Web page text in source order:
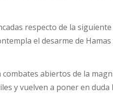
respecto de la
el desarme de Hamas
abiertos de la
y vuelven a poner en duda